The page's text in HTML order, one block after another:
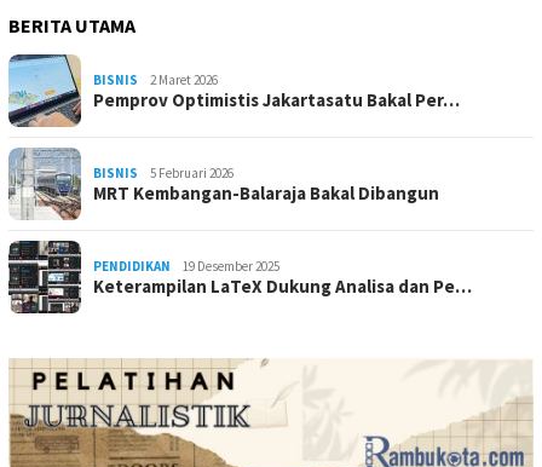
BERITA UTAMA
BISNIS 2 Maret 2026
Pemprov Optimistis Jakartasatu Bakal Per…
BISNIS 5 Februari 2026
MRT Kembangan-Balaraja Bakal Dibangun
PENDIDIKAN 19 Desember 2025
Keterampilan LaTeX Dukung Analisa dan Pe…